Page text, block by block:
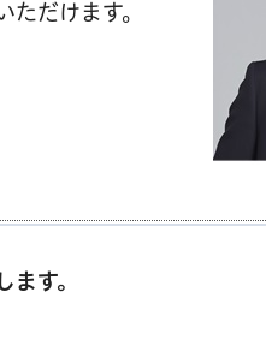
ただけます。
す。